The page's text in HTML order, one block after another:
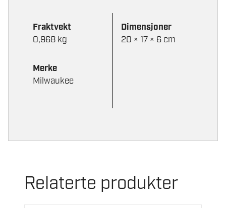
Fraktvekt
0,968 kg
Dimensjoner
20 × 17 × 6 cm
Merke
Milwaukee
Relaterte produkter